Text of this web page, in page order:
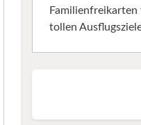
Familienfreikarten
tollen